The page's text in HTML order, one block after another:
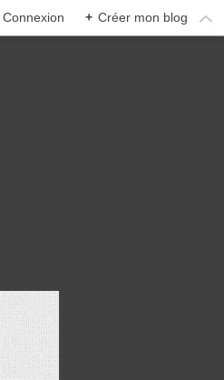
Connexion + Créer mon blog